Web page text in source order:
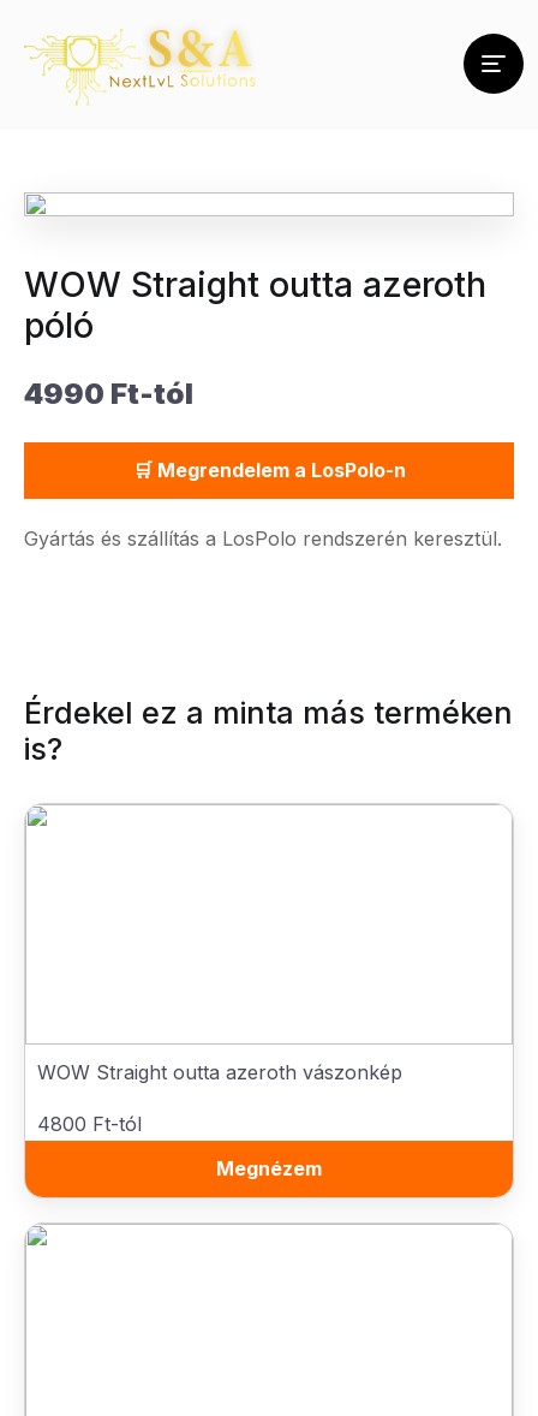
WOW Straight outta azeroth
póló
4990 Ft-tól
🛒 Megrendelem a LosPolo-n
Gyártás és szállítás a LosPolo rendszerén keresztül.
Érdekel ez a minta más terméken
is?
WOW Straight outta azeroth vászonkép
4800 Ft-tól
Megnézem